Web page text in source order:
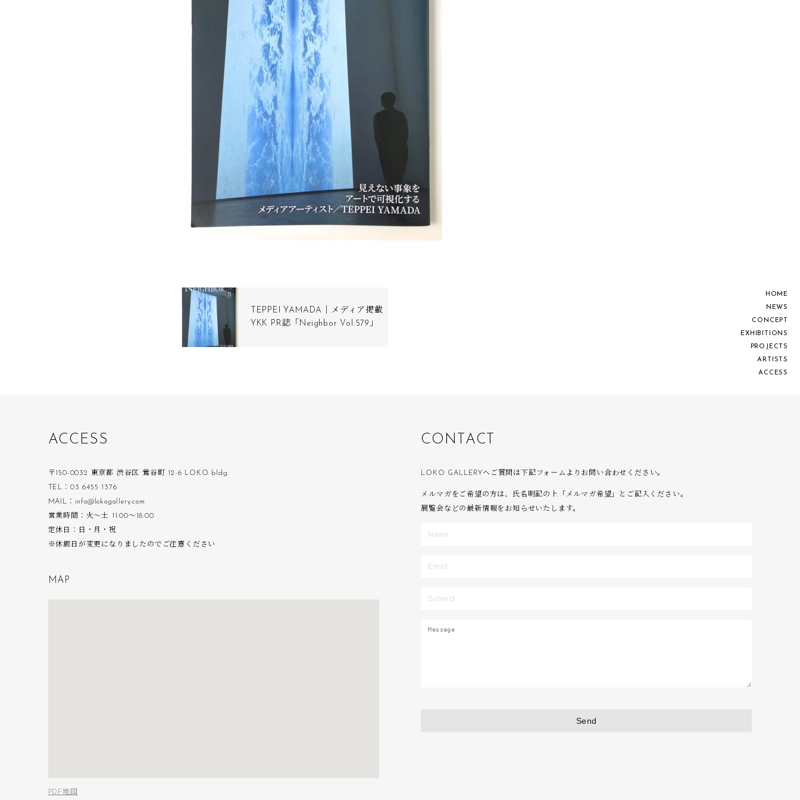
H O M E
N EWS
C O N C EP
EX H B O NS
PRO J EC TS
A R S TS
AC C ESS
TEPPEI YAMADA｜メディア掲載
YKK PR誌「Neighbor Vol.579」
ACC ES S
〒150-0032 東京都 渋谷区 鶯谷町 12-6 LOKO bldg.
TEL：03 6455 1376
MAIL：info@lokogallery.com
営業時間：火〜土 11:00〜18:00
定休日：日・月・祝
※休廊日が変更になりましたのでご注意ください
M A P
PDF地図
CO N T AC T
LOKO GALLERYへご質問は下記フォームよりお問い合わせください。
メルマガをご希望の方は、氏名明記の上「メルマガ希望」とご記入ください。
展覧会などの最新情報をお知らせいたします。